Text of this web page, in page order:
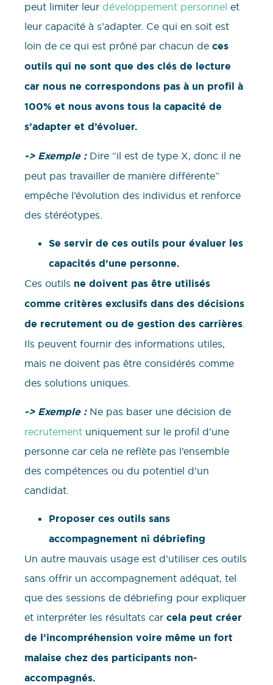
peut limiter leur développement personnel et
leur capacité à s’adapter. Ce qui en soit est
loin de ce qui est prôné par chacun de ces
outils qui ne sont que des clés de lecture
car nous ne correspondons pas à un profil à
100% et nous avons tous la capacité de
s’adapter et d’évoluer.
-> Exemple :Dire “il est de type X, donc il ne
peut pas travailler de manière différente”
empêche l’évolution des individus et renforce
des stéréotypes.
Se servir de ces outils pour évaluer les
capacités d’une personne.
Ces outils ne doivent pas être utilisés
comme critères exclusifs dans des décisions
de recrutement ou de gestion des carrières.
Ils peuvent fournir des informations utiles,
mais ne doivent pas être considérés comme
des solutions uniques.
-> Exemple :Ne pas baser une décision de
recrutement uniquement sur le profil d’une
personne car cela ne reflète pas l’ensemble
des compétences ou du potentiel d’un
candidat.
Proposer ces outils sans
accompagnement ni débriefing
Un autre mauvais usage est d’utiliser ces outils
sans offrir un accompagnement adéquat, tel
que des sessions de débriefing pour expliquer
et interpréter les résultats car cela peut créer
de l’incompréhension voire même un fort
malaise chez des participants non-
accompagnés.